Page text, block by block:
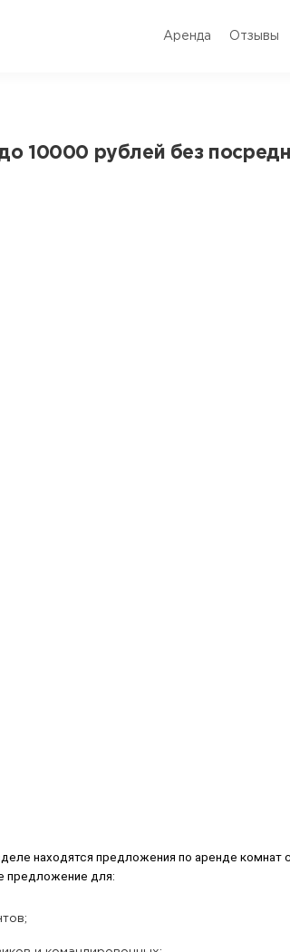
Аренда Отзывы
10000 рублей без
находятся предложения по аренде
предложение для: